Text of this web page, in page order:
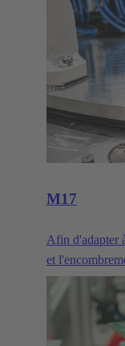
M17
Afin d'adapter
et
HARTING
taille M17.
allant jusqu'à
moteurs et